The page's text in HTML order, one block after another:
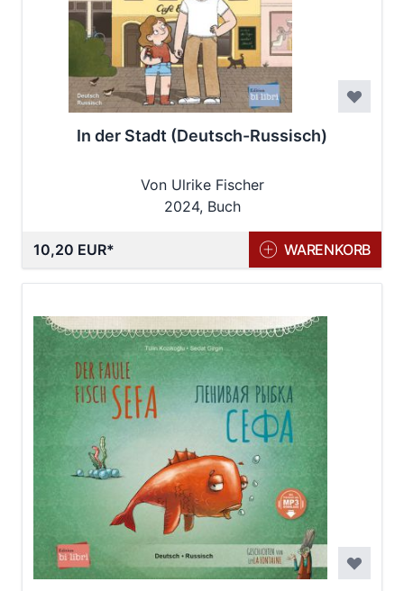
In der Stadt (Deutsch-Russisch)
Von Ulrike Fischer
2024, Buch
10,20 EUR WARENKORB